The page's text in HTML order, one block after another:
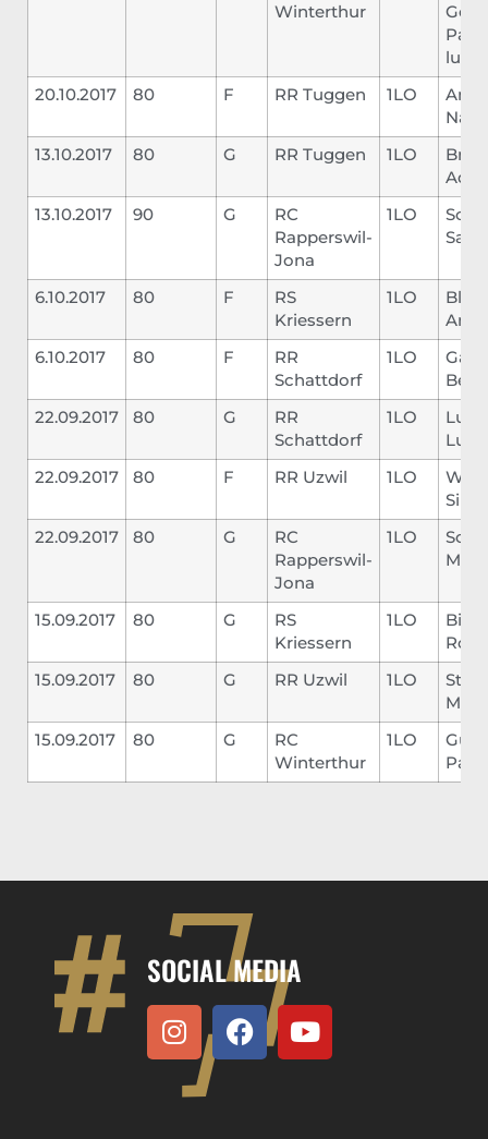
Winterthur
Pas
20.10.2017
80 F RR Tuggen 1LO
Najib
13.10.2017
80 G RR Tuggen 1LO
13.10.2017
90 G
RC
Rapperswil-
Jona
1LO
6.10.2017 80 F
RS
Kriessern
1LO
6.10.2017
80 F
RR
Schattdorf
1LO
22.09.2017
80 G
RR
Schattdorf
1LO
Lussi
Luca
22.09.2017
80 F RR Uzwil 1LO
22.09.2017
80 G
RC
Rapperswil-
Jona
1LO
15.09.2017 80 G
RS
Kriessern
1LO
15.09.2017
80 G RR Uzwil 1LO
15.09.2017
80 G
RC
Winterthur
1LO
Paul
SOCIAL MEDIA